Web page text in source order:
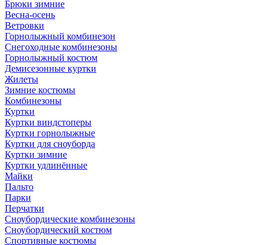
Брюки зимние
Весна-осень
Ветровки
Горнолыжный комбинезон
Снегоходные комбинезоны
Горнолыжный костюм
Демисезонные куртки
Жилеты
Зимние костюмы
Комбинезоны
Куртки
Куртки виндстоперы
Куртки горнолыжные
Куртки для сноуборда
Куртки зимние
Куртки удлинённые
Майки
Пальто
Парки
Перчатки
Сноубордические комбинезоны
Сноубордический костюм
Спортивные костюмы